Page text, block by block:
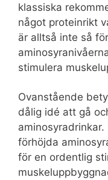
klassiska
något proteinrikt
är alltså inte så
stimulera
Ovanstående
dålig idé att gå
förhöjda
för en ordentlig